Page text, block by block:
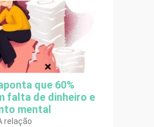
que 60%
falta de dinheiro e
mental
relação